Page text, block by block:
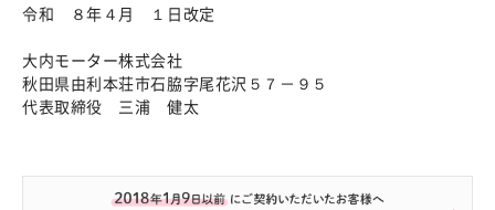
令和 ８年４月 １日改定
大内モーター株式会社
秋田県由利本荘市石脇字尾花沢５７－９５
代表取締役 三浦 健太